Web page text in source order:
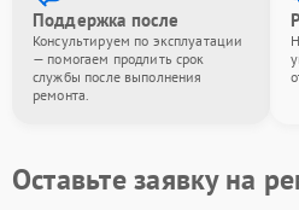
Поддержка после
Консультируем по эксплуатации
— помогаем продлить срок
службы после выполнения
ремонта.
Оставьте заявку на